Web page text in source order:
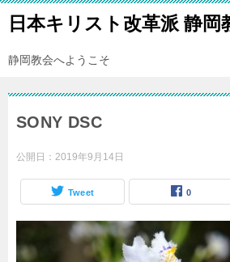
日本キリスト改革派 静岡
静岡教会へようこそ
SONY DSC
公開日： 2019年9月14日
Tweet 0